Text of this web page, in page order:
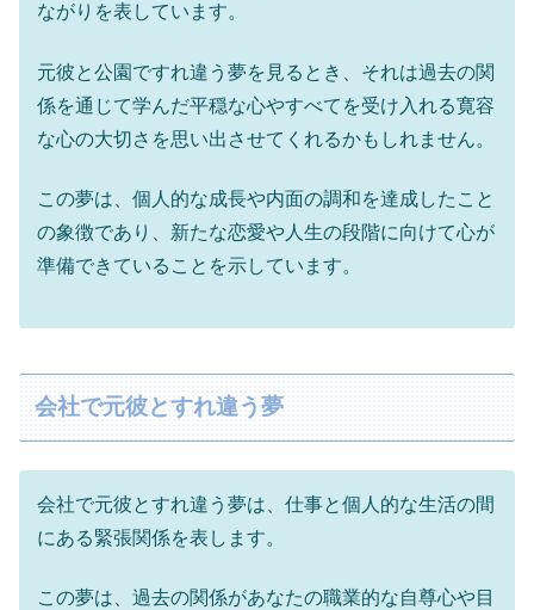
ながりを表しています。
元彼と公園ですれ違う夢を見るとき、それは過去の関
係を通じて学んだ平穏な心やすべてを受け入れる寛容
な心の大切さを思い出させてくれるかもしれません。
この夢は、個人的な成長や内面の調和を達成したこと
の象徴であり、新たな恋愛や人生の段階に向けて心が
準備できていることを示しています。
会社で元彼とすれ違う夢
会社で元彼とすれ違う夢は、仕事と個人的な生活の間
にある緊張関係を表します。
この夢は、過去の関係があなたの職業的な自尊心や目